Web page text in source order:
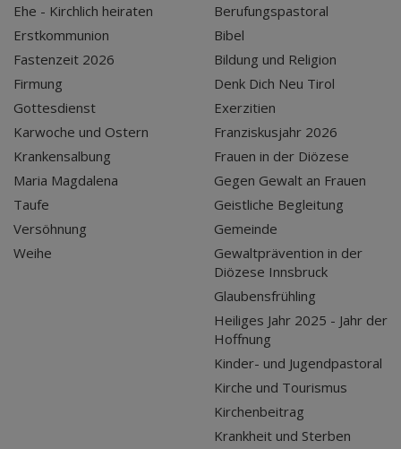
Ehe - Kirchlich heiraten
Erstkommunion
Fastenzeit 2026
Firmung
Gottesdienst
Karwoche und Ostern
Krankensalbung
Maria Magdalena
Taufe
Versöhnung
Weihe
Berufungspastoral
Bibel
Bildung und Religion
Denk Dich Neu Tirol
Exerzitien
Franziskusjahr 2026
Frauen in der Diözese
Gegen Gewalt an Frauen
Geistliche Begleitung
Gemeinde
Gewaltprävention in der
Diözese Innsbruck
Glaubensfrühling
Heiliges Jahr 2025 - Jahr der
Hoffnung
Kinder- und Jugendpastoral
Kirche und Tourismus
Kirchenbeitrag
Krankheit und Sterben